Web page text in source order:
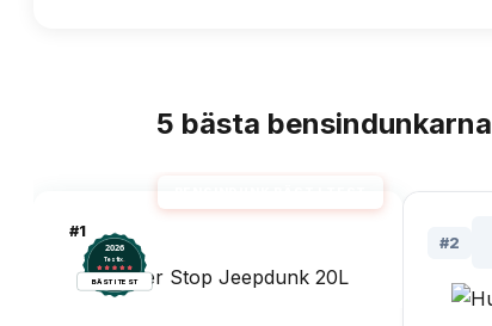
5 bästa bensindunkarna
#1
2026
Testix.
BÄST I TEST
#2